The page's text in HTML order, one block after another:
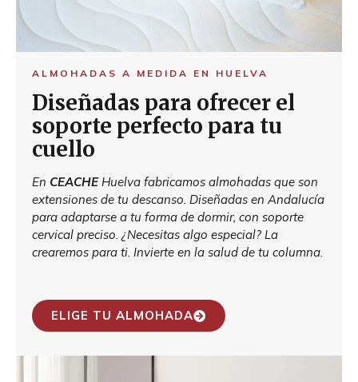
ALMOHADAS A MEDIDA EN HUELVA
Diseñadas para ofrecer el
soporte perfecto para tu
cuello
En CEACHEHuelva fabricamos almohadas que son
extensiones de tu descanso. Diseñadas en Andalucía
para adaptarse a tu forma de dormir, con soporte
cervical preciso. ¿Necesitas algo especial? La
crearemos para ti. Invierte en la salud de tu columna.
ELIGE TU ALMOHADA